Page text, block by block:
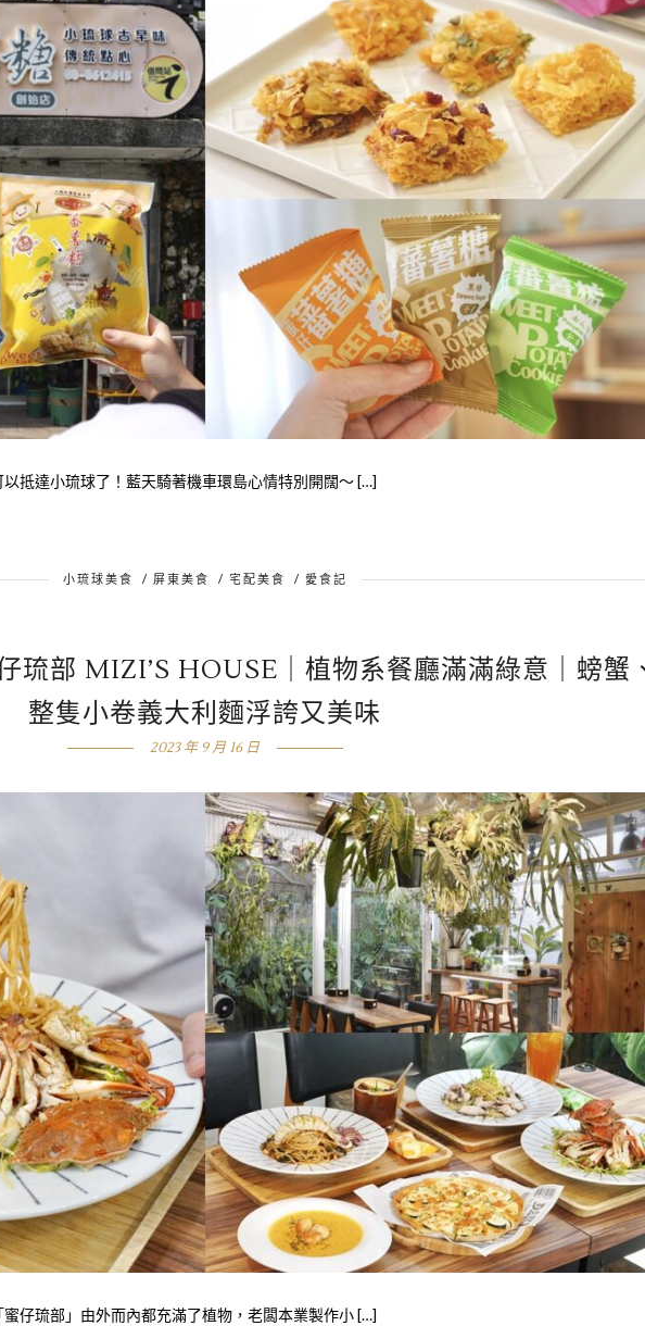
抵達小琉球了！藍天騎著機車環島心情特別開闊～ […]
小琉球美食 / 屏東美食 / 宅配美食 / 愛食記
琉部 MIZI’S HOUSE｜植物系餐廳滿滿綠意｜螃蟹
整隻小卷義大利麵浮誇又美味
2023 年 9 月 16 日
仔琉部」由外而內都充滿了植物，老闆本業製作小 […]